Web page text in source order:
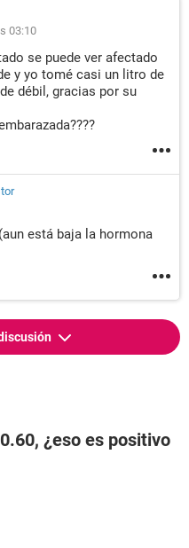
03:10
se puede ver afectado
y yo tomé casi un litro de
débil, gracias por su
está baja la hormona
¿eso es positivo